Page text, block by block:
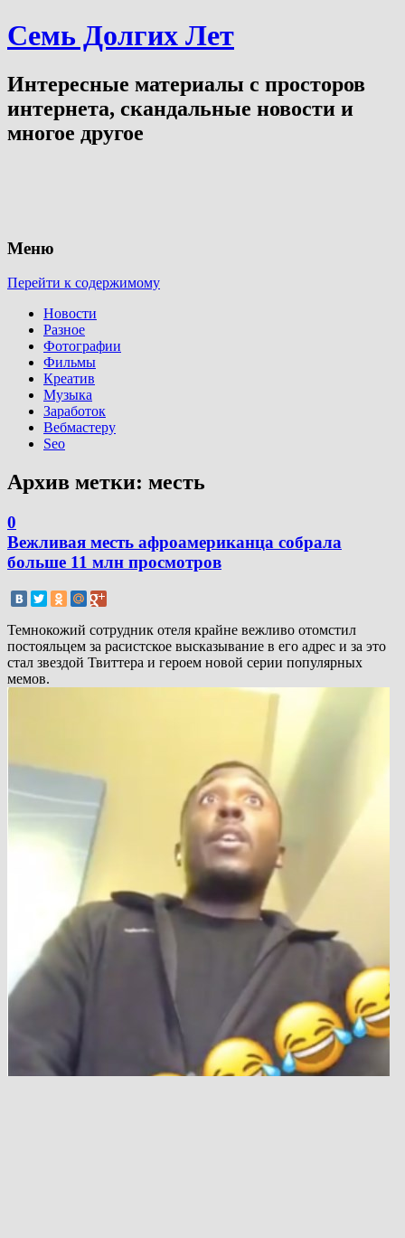
Семь Долгих Лет
Интересные материалы с просторов
интернета, скандальные новости и
многое другое
Меню
Перейти к содержимому
Новости
Разное
Фотографии
Фильмы
Креатив
Музыка
Заработок
Вебмастеру
Seo
Архив метки: месть
0
Вежливая месть афроамериканца собрала
больше 11 млн просмотров
Темнокожий сотрудник отеля крайне вежливо отомстил
постояльцем за расистское высказывание в его адрес и за это
стал звездой Твиттера и героем новой серии популярных
мемов.